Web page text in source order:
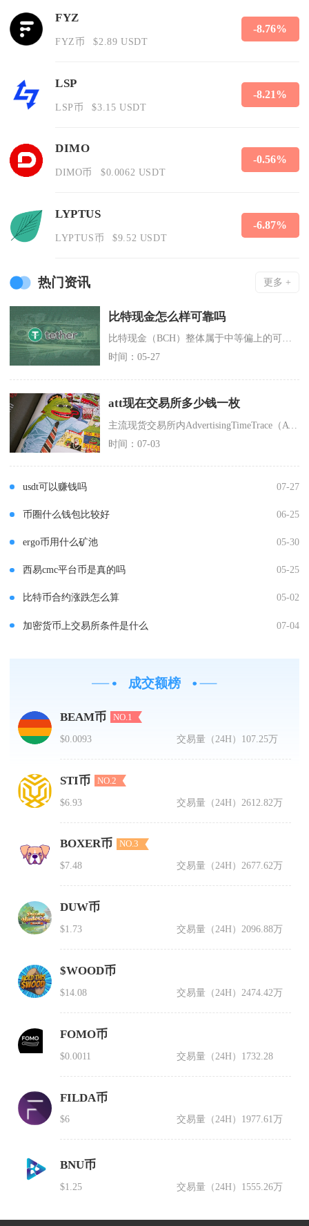
FYZ
FYZ币 $2.89 USDT
-8.76%
LSP
LSP币 $3.15 USDT
-8.21%
DIMO
DIMO币 $0.0062 USDT
-0.56%
LYPTUS
LYPTUS币 $9.52 USDT
-6.87%
热门资讯 更多 +
比特现金怎么样可靠吗
比特现金（BCH）整体属于中等偏上的可靠币种，技术安全、交易成本低，但面临生态萎缩、监管与
时间：05-27
att现在交易所多少钱一枚
主流现货交易所内AdvertisingTimeTrace（ATT）实时报价约0.0879美
时间：07-03
usdt可以赚钱吗 07-27
币圈什么钱包比较好 06-25
ergo币用什么矿池 05-30
西易cmc平台币是真的吗 05-25
比特币合约涨跌怎么算 05-02
加密货币上交易所条件是什么 07-04
成交额榜
BEAM币 NO.1
$0.0093 交易量（24H） 107.25万
STI币 NO.2
$6.93 交易量（24H） 2612.82万
BOXER币 NO.3
$7.48 交易量（24H）2677.62万
DUW币
$1.73 交易量（24H） 2096.88万
$WOOD币
$14.08 交易量（24H） 2474.42万
FOMO币
$0.0011 交易量（24H） 1732.28
FILDA币
$6 交易量（24H） 1977.61万
BNU币
$1.25 交易量（24H） 1555.26万